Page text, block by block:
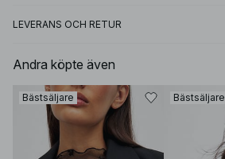
LEVERANS OCH RETUR
Andra köpte även
Bästsäljare Bästsäljare